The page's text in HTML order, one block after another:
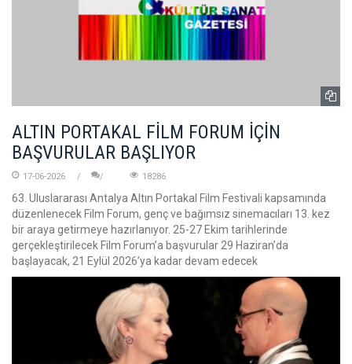
ALTIN PORTAKAL FİLM FORUM İÇİN
BAŞVURULAR BAŞLIYOR
17-06-2026 18286
63. Uluslararası Antalya Altın Portakal Film Festivali kapsamında
düzenlenecek Film Forum, genç ve bağımsız sinemacıları 13. kez
bir araya getirmeye hazırlanıyor. 25-27 Ekim tarihlerinde
gerçekleştirilecek Film Forum’a başvurular 29 Haziran’da
başlayacak, 21 Eylül 2026’ya kadar devam edecek